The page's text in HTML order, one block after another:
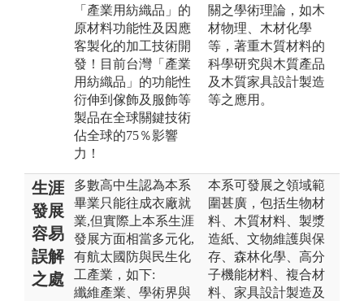
「產業用紡織品」的
原材料功能性及因應
客製化的加工技術開
發！目前台灣「產業
用紡織品」的功能性
衍伸到傢飾及服飾等
製品在全球關鍵技術
佔全球的75％影響
力！
關之學術理論，如木
材物理、木材化學
等，著重木質材料的
科學研究與木質產品
及木質家具設計製造
等之應用。
生涯
發展
容易
誤解
之處
多數高中生認為本系
畢業只能往成衣廠就
業,但實際上本系生涯
發展方面相當多元化,
有航太國防與民生化
工產業，如下:
纖維產業、學術界與
本系可發展之領域範
圍甚廣，包括生物材
料、木質材料、製漿
造紙、文物維護與保
存、森林化學、高分
子機能材料、複合材
料、家具設計製造及